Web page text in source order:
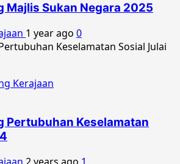
Majlis Sukan Negara 2025
1 year ago 0
Kerajaan
Pertubuhan Keselamatan
2 years ago 1